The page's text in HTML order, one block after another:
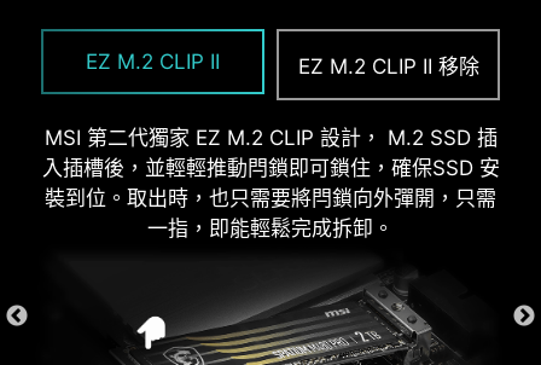
EZ M.2 CLIP II EZ M.2 CLIP II 移除
MSI 第二代獨家 EZ M.2 CLIP 設計， M.2 SSD 插
入插槽後，並輕輕推動閂鎖即可鎖住，確保SSD 安
裝到位。取出時，也只需要將閂鎖向外彈開，只需
一指，即能輕鬆完成拆卸。
因預裝內建設計，可以更貼合、堅固，提供最好的
EZ OOVERCLOCKING
雖然超頻對某些人來說可能過於複雜，但 MSI Click
BIOS X 設計多款一鍵超頻功能，就是要讓處理器和
記憶體超頻變得更簡單，不再需要複雜設定，即使
沒有理工背景的玩家也能輕鬆提升系統性能。